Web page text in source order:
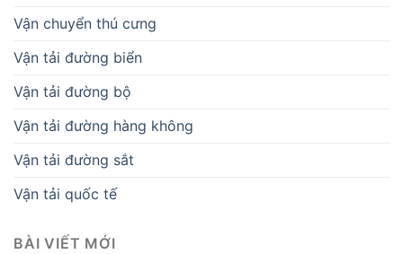
Vận chuyển thú cưng
Vận tải đường biển
Vận tải đường bộ
Vận tải đường hàng không
Vận tải đường sắt
Vận tải quốc tế
BÀI VIẾT MỚI